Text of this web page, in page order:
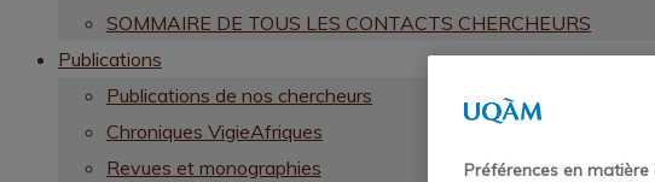
SOMMAIRE DE TOUS LES CONTACTS CHERCHEURS
Publications
Publications de nos chercheurs
Chroniques VigieAfriques
Revues et monographies
Préférences en